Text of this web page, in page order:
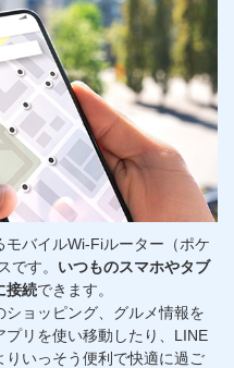
バイルWi-Fiルーター（ポケ
です。 いつものスマホやタブ
接続できます。
ョッピング、グルメ情報を
リを使い移動したり、LINE
いっそう便利で快適に過ご